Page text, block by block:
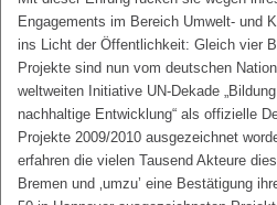
Engagements im Bereich Umwelt- und
ins Licht der Öffentlichkeit: Gleich vier
Projekte sind nun vom deutschen
weltweiten Initiative UN-Dekade
nachhaltige Entwicklung“ als offizielle
Projekte 2009/2010 ausgezeichnet
erfahren die vielen Tausend Akteure
Bremen und ‚umzu’ eine Bestätigung